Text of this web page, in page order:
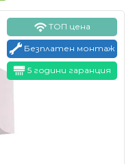
ТОП цена
Безплатен монтаж
5 години гаранция